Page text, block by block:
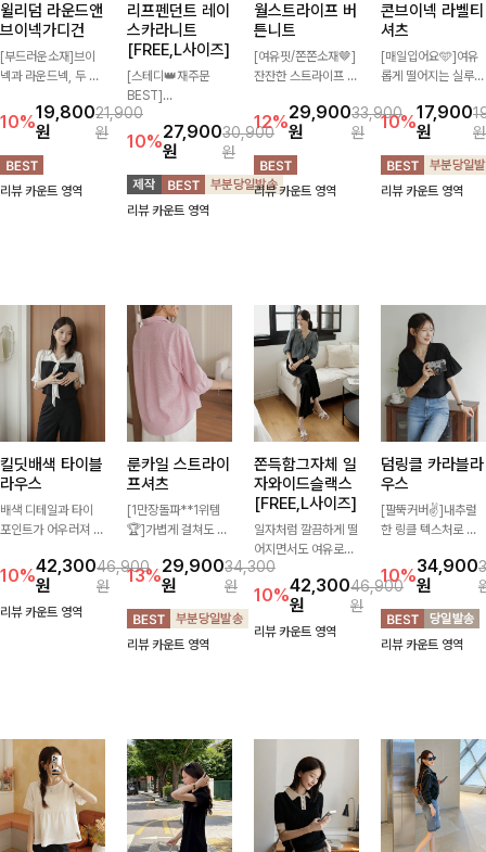
윌리덤 라운드앤
브이넥가디건
[부드러운소재]브이
넥과 라운드넥, 두 가
맞게 선택할 수 있는
활용도 높은 가디건
🤍 부드러운 착용감
과 베이직한 디자인으
로 단독은 물론 가볍
10%19,800
원
21,900
원
리뷰 카운트 영역
리프펜던트 레이
스카라니트
[FREE,L사이즈]
[스테디👑재주문
BEST]
사랑스러움 가득 담은
카라 니트에 펜던트
포인트까지 톡-톡 얼
굴을 밝혀주는 컬러와
함께 해요-
10%27,900
원
30,900
원
리뷰 카운트 영역
월스트라이프 버
튼니트
[여유핏/쫀쫀소재🤎]
잔잔한 스트라이프 패
더해져 캐주얼하면서
도 세련된 무드를 연
출해주는 니트- 가볍
고 부드러운 착용감으
로 단독은 물론 데일
12%29,900
원
33,900
원
리뷰 카운트 영역
콘브이넥 라벨티
셔츠
[매일입어요🩵]여유
롭게 떨어지는 실루엣
자인으로 데일리하게
즐기기 좋은 티셔츠-
소매 라벨 디테일이
은은한 포인트를 더해
심플하면서도 센스 있
10%17,900
원
원
리뷰 카운트 영역
킬딧배색 타이블
라우스
배색 디테일과 타이
포인트가 어우러져 우
위기를 완성해주는 블
라우스 🤍 얼굴을 화
사하게 밝혀주는 디자
10%42,300
원
46,900
원
리뷰 카운트 영역
룬카일 스트라이
프셔츠
[1만장돌파**1위템
🏆]가볍게 걸쳐도 살
감, 여름에 딱 맞는 코
튼 셔츠❤️ 여유 있는
핏과 스트라이프 패
턴, 자연스러운 실루
엣으로 데일리 코디에
13%29,900
원
34,300
원
리뷰 카운트 영역
쫀득함그자체 일
자와이드슬랙스
[FREE,L사이즈]
일자처럼 깔끔하게 떨
어지면서도 여유로운
와이드핏으로 편안한
실루엣을 완성해주는
슬랙스 🤍 자연스럽
게 군살을 커버해주고
10%42,300
원
46,900
원
리뷰 카운트 영역
덤링클 카라블라
우스
[팔뚝커버✌]내추럴
한 링클 텍스처로 분
블라우스🖤 브이넥
카라 디자인에 여유로
운 소매핏 더해져 여
리하면서도 시원한 무
드로 즐기기 좋아요-
10%34,900
원
리뷰 카운트 영역